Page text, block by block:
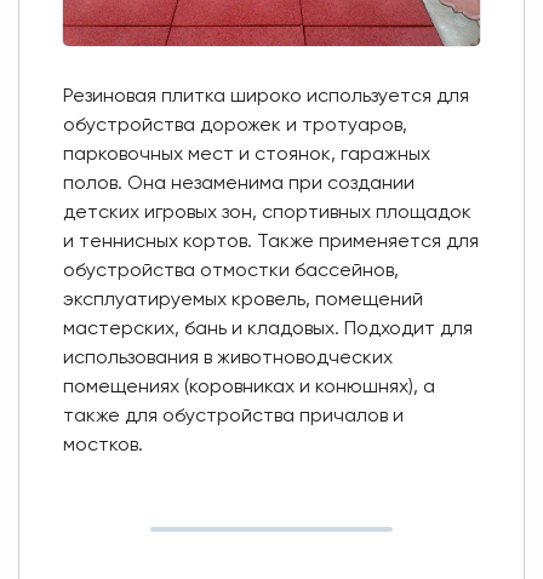
Резиновая плитка широко используется для
обустройства дорожек и тротуаров,
парковочных мест и стоянок, гаражных
полов. Она незаменима при создании
детских игровых зон, спортивных площадок
и теннисных кортов. Также применяется для
обустройства отмостки бассейнов,
эксплуатируемых кровель, помещений
мастерских, бань и кладовых. Подходит для
использования в животноводческих
помещениях (коровниках и конюшнях), а
также для обустройства причалов и
мостков.